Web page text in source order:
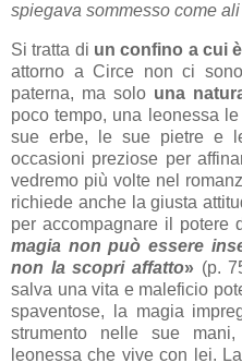
spiegava sommesso come
Si tratta di un confino a cui
attorno a Circe non ci
paterna, ma solo una
poco tempo, una leonessa
sue erbe, le sue pietre e
occasioni preziose per
vedremo più volte nel
richiede anche la giusta
per accompagnare il potere
magia non può essere
non la scopri affatto»(p.
salva una vita e maleficio
spaventose, la magia
strumento nelle sue
leonessa che vive con lei.